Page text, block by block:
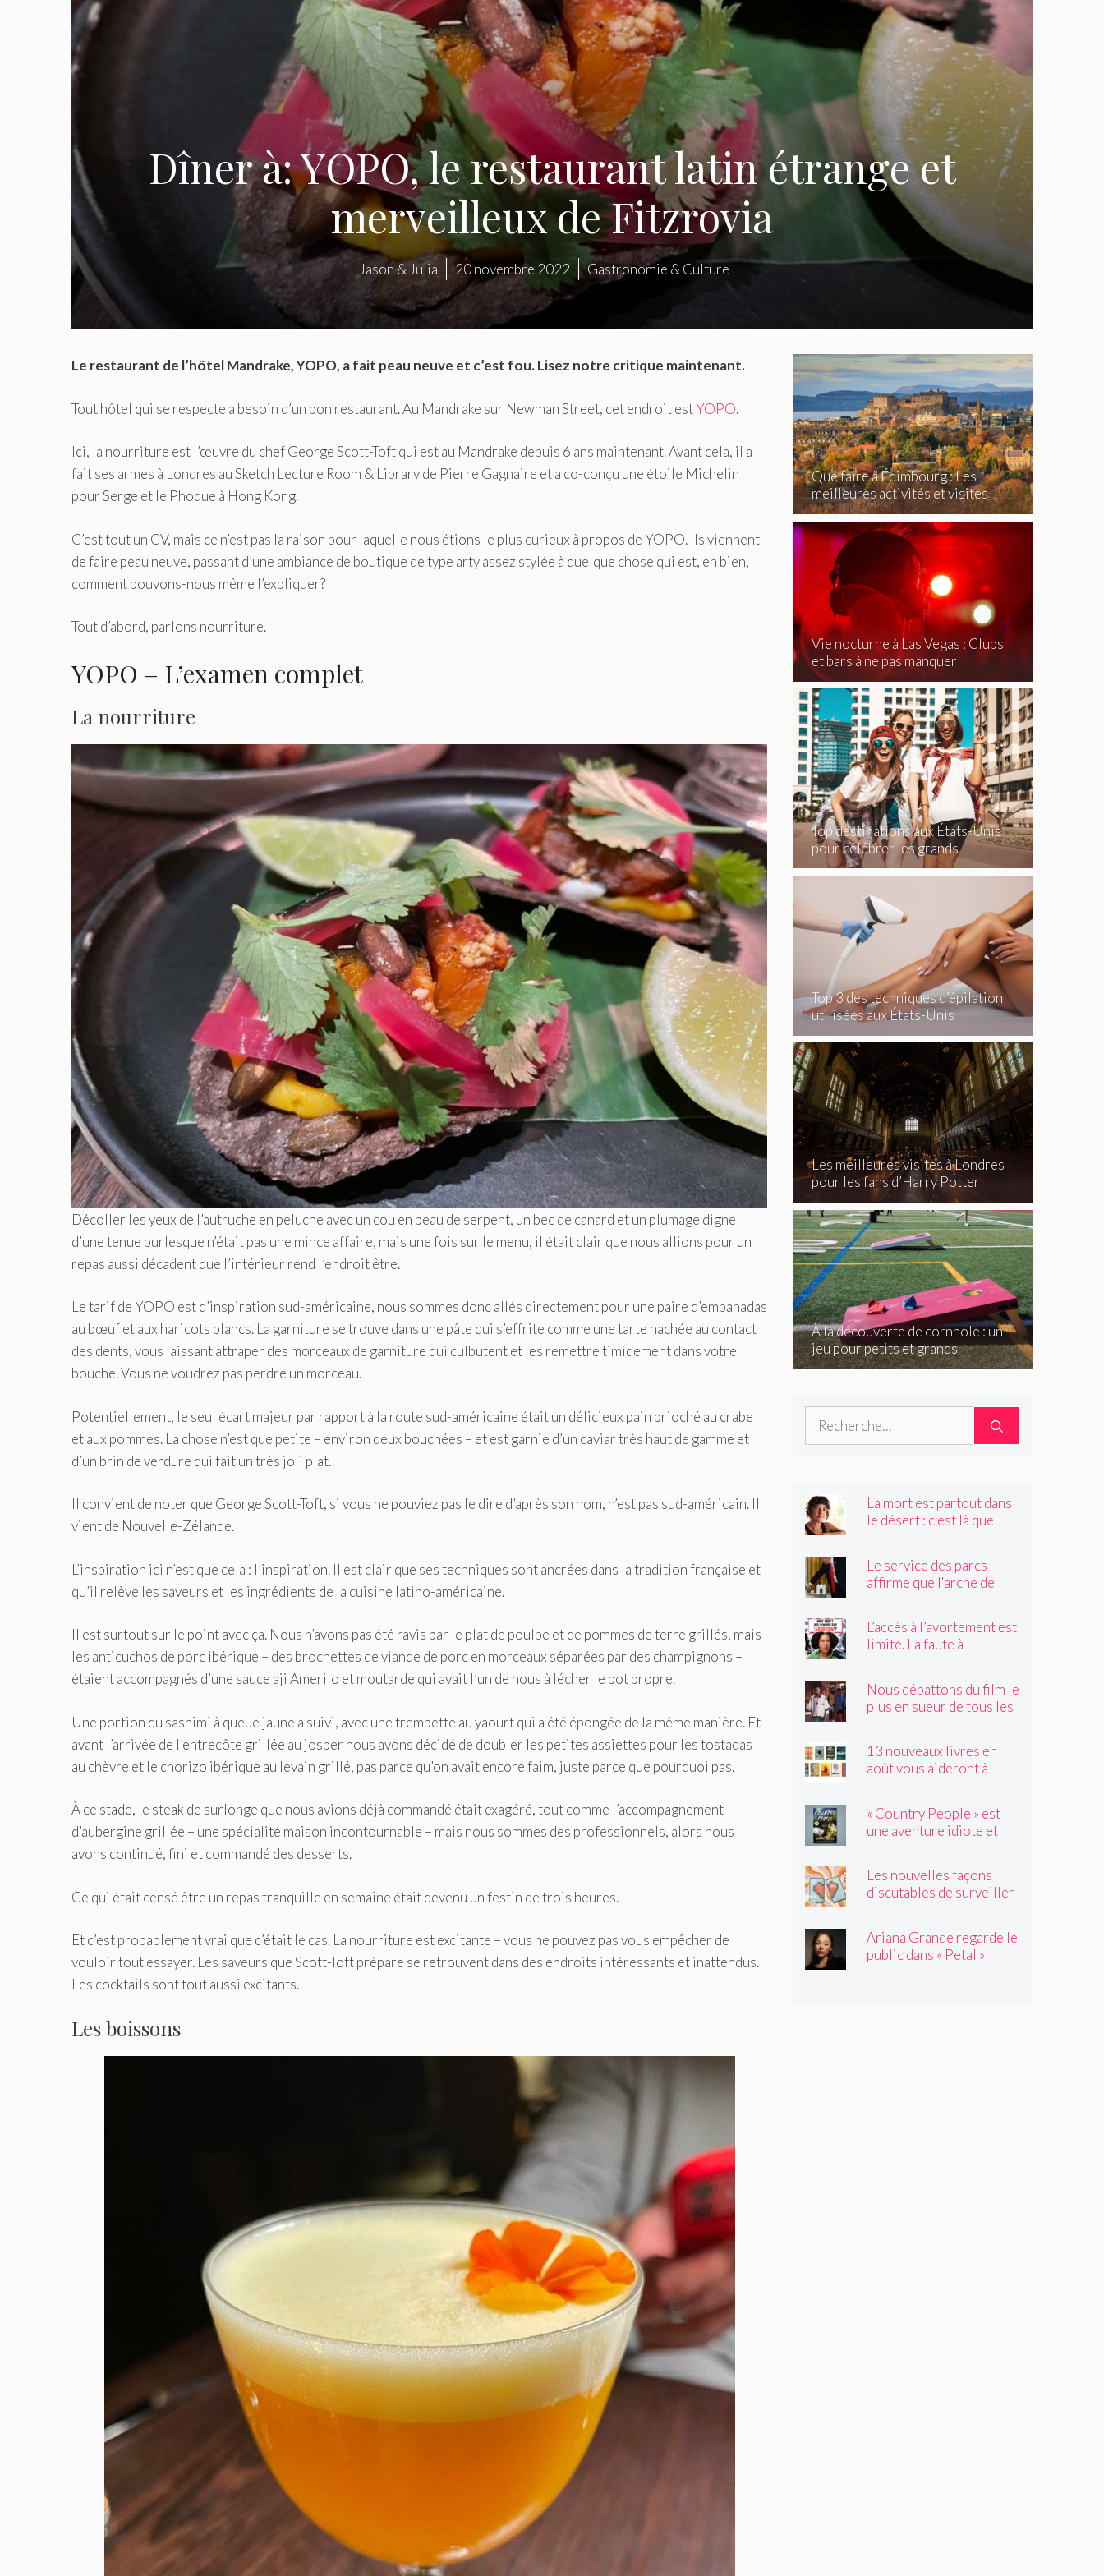
Dîner à: YOPO, le restaurant latin étrange et
merveilleux de Fitzrovia
Jason & Julia 20 novembre 2022 Gastronomie & Culture
Le restaurant de l’hôtel Mandrake, YOPO, a fait peau neuve et c’est fou. Lisez notre critique maintenant.
Tout hôtel qui se respecte a besoin d’un bon restaurant. Au Mandrake sur Newman Street, cet endroit estYOPO.
Ici, la nourriture est l’œuvre du chef George Scott-Toft qui est au Mandrake depuis 6 ans maintenant. Avant cela, il a
fait ses armes à Londres au Sketch Lecture Room & Library de Pierre Gagnaire et a co-conçu une étoile Michelin
pour Serge et le Phoque à Hong Kong.
C’est tout un CV, mais ce n’est pas la raison pour laquelle nous étions le plus curieux à propos de YOPO. Ils viennent
de faire peau neuve, passant d’une ambiance de boutique de type arty assez stylée à quelque chose qui est, eh bien,
comment pouvons-nous même l’expliquer?
Tout d’abord, parlons nourriture.
YOPO – L’examen complet
La nourriture
Décoller les yeux de l’autruche en peluche avec un cou en peau de serpent, un bec de canard et un plumage digne
d’une tenue burlesque n’était pas une mince affaire, mais une fois sur le menu, il était clair que nous allions pour un
repas aussi décadent que l’intérieur rend l’endroit être.
Le tarif de YOPO est d’inspiration sud-américaine, nous sommes donc allés directement pour une paire d’empanadas
au bœuf et aux haricots blancs. La garniture se trouve dans une pâte qui s’effrite comme une tarte hachée au contact
des dents, vous laissant attraper des morceaux de garniture qui culbutent et les remettre timidement dans votre
bouche. Vous ne voudrez pas perdre un morceau.
Potentiellement, le seul écart majeur par rapport à la route sud-américaine était un délicieux pain brioché au crabe
et aux pommes. La chose n’est que petite – environ deux bouchées – et est garnie d’un caviar très haut de gamme et
d’un brin de verdure qui fait un très joli plat.
Il convient de noter que George Scott-Toft, si vous ne pouviez pas le dire d’après son nom, n’est pas sud-américain. Il
vient de Nouvelle-Zélande.
L’inspiration ici n’est que cela : l’inspiration. Il est clair que ses techniques sont ancrées dans la tradition française et
qu’il relève les saveurs et les ingrédients de la cuisine latino-américaine.
Il est surtout sur le point avec ça. Nous n’avons pas été ravis par le plat de poulpe et de pommes de terre grillés, mais
les anticuchos de porc ibérique – des brochettes de viande de porc en morceaux séparées par des champignons –
étaient accompagnés d’une sauce aji Amerilo et moutarde qui avait l’un de nous à lécher le pot propre.
Une portion du sashimi à queue jaune a suivi, avec une trempette au yaourt qui a été épongée de la même manière. Et
avant l’arrivée de l’entrecôte grillée au josper nous avons décidé de doubler les petites assiettes pour les tostadas
au chèvre et le chorizo ​​ibérique au levain grillé, pas parce qu’on avait encore faim, juste parce que pourquoi pas.
À ce stade, le steak de surlonge que nous avions déjà commandé était exagéré, tout comme l’accompagnement
d’aubergine grillée – une spécialité maison incontournable – mais nous sommes des professionnels, alors nous
avons continué, fini et commandé des desserts.
Ce qui était censé être un repas tranquille en semaine était devenu un festin de trois heures.
Et c’est probablement vrai que c’était le cas. La nourriture est excitante – vous ne pouvez pas vous empêcher de
vouloir tout essayer. Les saveurs que Scott-Toft prépare se retrouvent dans des endroits intéressants et inattendus.
Les cocktails sont tout aussi excitants.
Les boissons
Que faire à Édimbourg : Les
meilleures activités et visites
incontournables
Vie nocturne à Las Vegas : Clubs
et bars à ne pas manquer
Top destinations aux États-Unis
pour célébrer les grands
événements
Top 3 des techniques d’épilation
utilisées aux États-Unis
Les meilleures visites à Londres
pour les fans d’Harry Potter
À la découverte de cornhole : un
jeu pour petits et grands
Rechercher :
La mort est partout dans
le désert : c'est là que
Le service des parcs
affirme que l'arche de
Pourrait-il être déplacé ?
L’accès à l’avortement est
limité. La faute à
Nous débattons du film le
plus en sueur de tous les
13 nouveaux livres en
août vous aideront à
« Country People » est
une aventure idiote et
Les nouvelles façons
discutables de surveiller
Ariana Grande regarde le
public dans « Petal »